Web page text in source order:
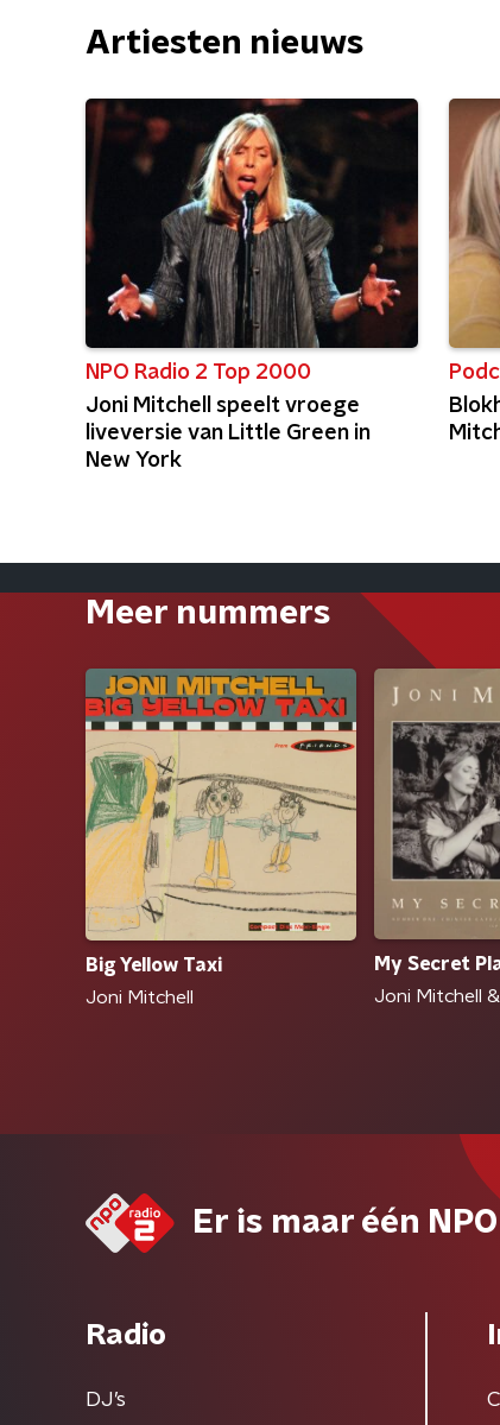
Artiesten nieuws
NPO Radio 2 Top 2000
Joni Mitchell speelt vroege
liveversie van Little Green in
New York
Meer nummers
Big Yellow Taxi
Joni Mitchell
My Secret
Joni Mitchell
Er is maar één
Radio
DJ’s